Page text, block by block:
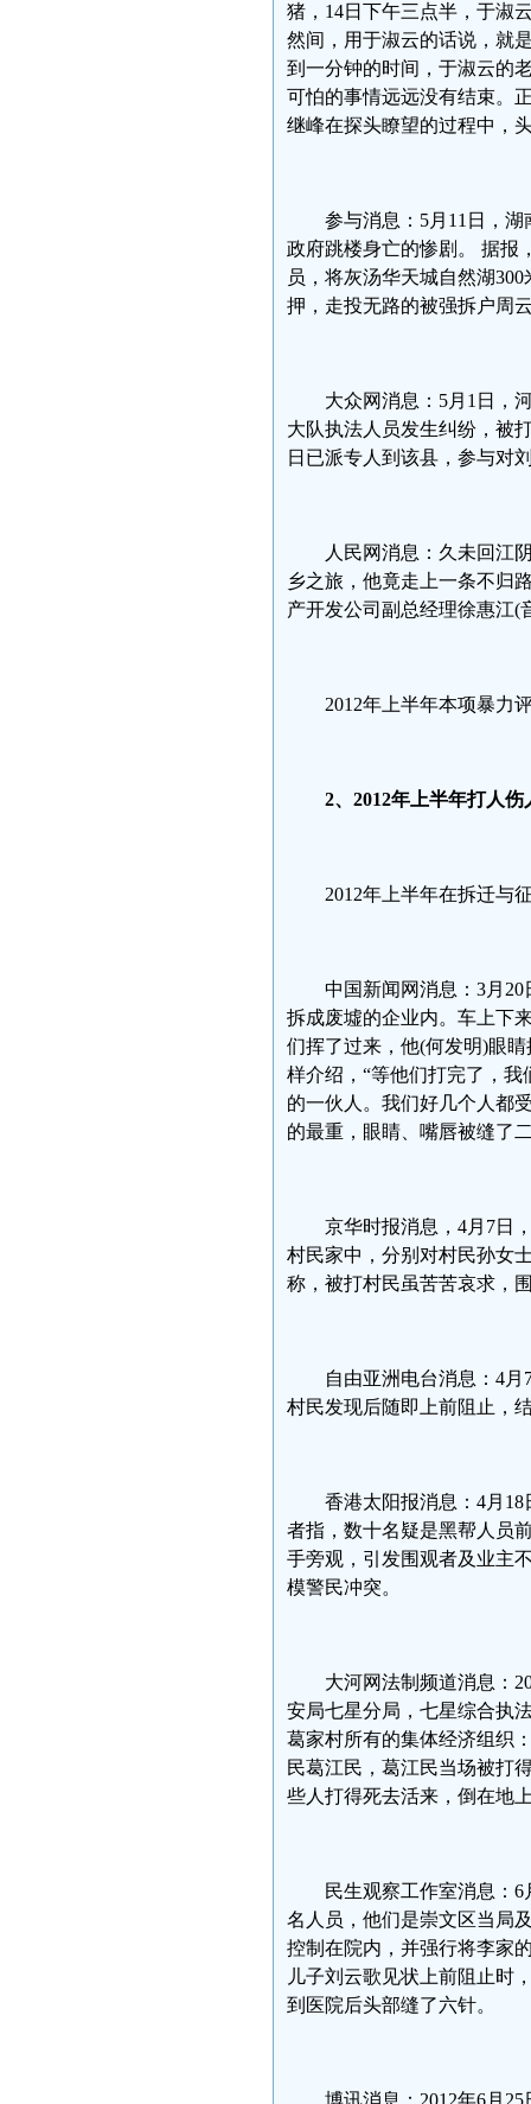
猪，14日下午三点半，于淑
然间，用于淑云的话说，就
到一分钟的时间，于淑云的
可怕的事情远远没有结束。
继峰在探头瞭望的过程中，
参与消息：5月11日，
政府跳楼身亡的惨剧。 据报
员，将灰汤华天城自然湖
押，走投无路的被强拆户周
大众网消息：5月1日，
大队执法人员发生纠纷，被
日已派专人到该县，参与对
人民网消息：久未回江
乡之旅，他竟走上一条不归
产开发公司副总经理徐惠江(
2012年上半年本项暴力
2、2012年上半年打人伤
2012年上半年在拆迁与
中国新闻网消息：3月
拆成废墟的企业内。车上下
们挥了过来，他(何发明)眼
样介绍，“等他们打完了，
的一伙人。我们好几个人都
的最重，眼睛、嘴唇被缝了
京华时报消息，4月7日
村民家中，分别对村民孙女
称，被打村民虽苦苦哀求，
自由亚洲电台消息：4
村民发现后随即上前阻止，
香港太阳报消息：4月
者指，数十名疑是黑帮人员
手旁观，引发围观者及业主
模警民冲突。
大河网法制频道消息：
安局七星分局，七星综合执
葛家村所有的集体经济组织
民葛江民，葛江民当场被打
些人打得死去活来，倒在地
民生观察工作室消息：
名人员，他们是崇文区当局
控制在院内，并强行将李家
儿子刘云歌见状上前阻止时
到医院后头部缝了六针。
博讯消息：2012年6月